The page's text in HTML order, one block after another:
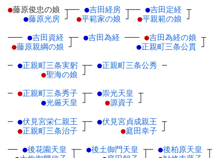
●藤原俊忠の娘 ┬
●藤原光房 ┘
── ●吉田経房 ┬
●平範家の娘 ┘
── ●吉田定経 ┬
●平親範の娘 ┘
─── ●吉田資経 ┬
●藤原親綱の娘 ┘
─ ●吉田為経 ─── ●吉田為経の娘 ┬
●正親町三条公貫 ┘
─ ●正親町三条実躬 ┬
●聖海の娘 ┘
─ ●正親町三条公秀 ─
─ ●正親町三条秀子 ┬
●光厳天皇 ┘
─ ●崇光天皇 ┬
●源資子 ┘
─ ●伏見宮栄仁親王 ┬
●正親町三条治子 ┘
─ ●伏見宮貞成親王 ┬
●庭田幸子 ┘
── ●後花園天皇 ┬─ ●後土御門天皇 ┬─ ●後柏原天皇 ┬